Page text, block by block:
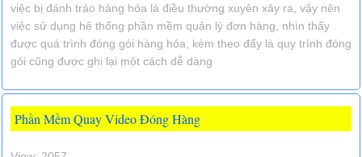
việc bị đánh tráo hàng hóa là điều thường xuyên xảy ra, vậy nên
việc sử dụng hệ thống phần mềm quản lý đơn hàng, nhìn thấy
được quá trình đóng gói hàng hóa, kèm theo đấy là quy trình đóng
gói cũng được ghi lại một cách dễ dàng
Phần Mềm Quay Video Đóng Hàng